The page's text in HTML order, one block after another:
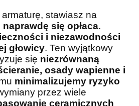
stawiasz na
naprawdę się opłaca.
i niezawodności
głowicy. Ten wyjątkowy
się niezrównaną
osady wapienne i
minimalizujemy ryzyko
przez wiele
ceramicznych